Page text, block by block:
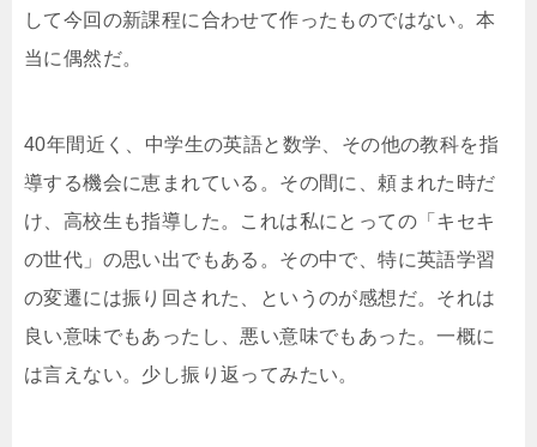
して今回の新課程に合わせて作ったものではない。本
当に偶然だ。
40年間近く、中学生の英語と数学、その他の教科を指
導する機会に恵まれている。その間に、頼まれた時だ
け、高校生も指導した。これは私にとっての「キセキ
の世代」の思い出でもある。その中で、特に英語学習
の変遷には振り回された、というのが感想だ。それは
良い意味でもあったし、悪い意味でもあった。一概に
は言えない。少し振り返ってみたい。